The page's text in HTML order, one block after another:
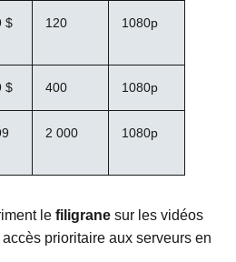
$ 120 1080p
$ 400 1080p
2 000 1080p
le filigrane sur les vidéos
prioritaire aux serveurs en